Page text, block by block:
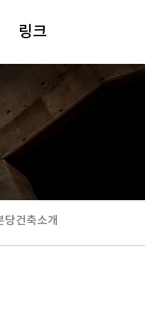
링크
해 강원용 목사
사이버아카이브
경동어린이집
한이웃클리닉
국기독교장로회
총회
서울노회
당건축소개